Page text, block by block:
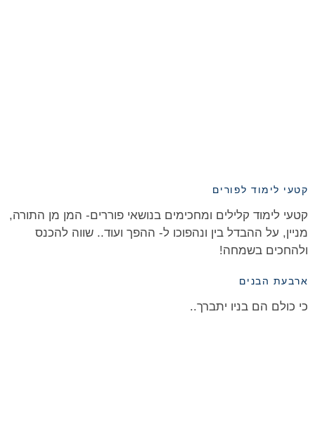
קטעי לימוד לפורים
קטעי לימוד קלילים ומחכימים בנושאי פוררים- המן מן התורה,
מניין, על ההבדל בין ונהפוכו ל- ההפך ועוד.. שווה להכנס
ולהחכים בשמחה!
ארבעת הבנים
כי כולם הם בניו יתברך..